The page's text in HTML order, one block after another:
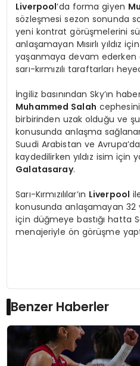
Liverpool‘da forma giyen
sözleşmesi sezon sonunda
yeni kontrat görüşmelerini
anlaşamayan Mısırlı yıldız
yaşanmaya devam ederken
sarı-kırmızılı taraftarları
İngiliz basınından Sky’ın
Muhammed Salah
birbirinden uzak olduğu ve
konusunda anlaşma
Suudi Arabistan ve
kaydedilirken yıldız isim için
Galatasaray.
Sarı-Kırmızılılar’ın Liverpool
konusunda anlaşamayan 32
için düğmeye bastığı hatta
menajeriyle ön görüşme
Benzer Haberler